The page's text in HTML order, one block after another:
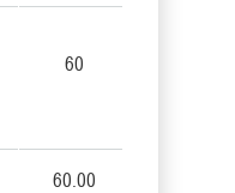
60
60.00